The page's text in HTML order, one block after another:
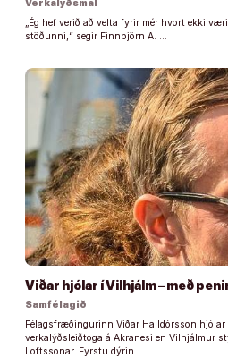
Verkalýðsmál
„Ég hef verið að velta fyrir mér hvort ekki
stöðunni,“ segir Finnbjörn A. …
Viðar hjólar í Vilhjálm – með
Samfélagið
Félagsfræðingurinn Viðar Halldórsson
verkalýðsleiðtoga á Akranesi en Vilhjálmur
Loftssonar. Fyrstu dýrin …